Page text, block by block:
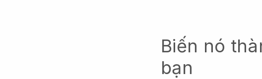
Biến nó
bạn